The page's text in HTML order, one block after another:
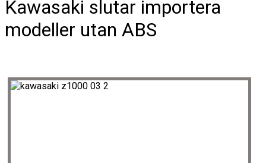
Kawasaki slutar importera
modeller utan ABS